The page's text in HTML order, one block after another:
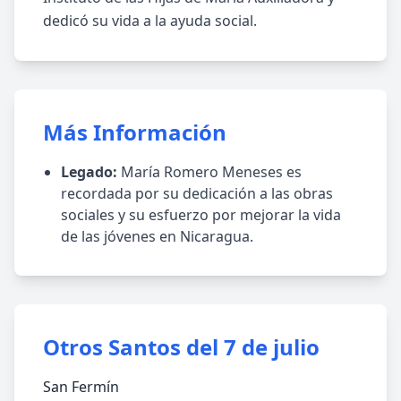
dedicó su vida a la ayuda social.
Más Información
Legado: María Romero Meneses es
recordada por su dedicación a las obras
sociales y su esfuerzo por mejorar la vida
de las jóvenes en Nicaragua.
Otros Santos del 7 de julio
San Fermín